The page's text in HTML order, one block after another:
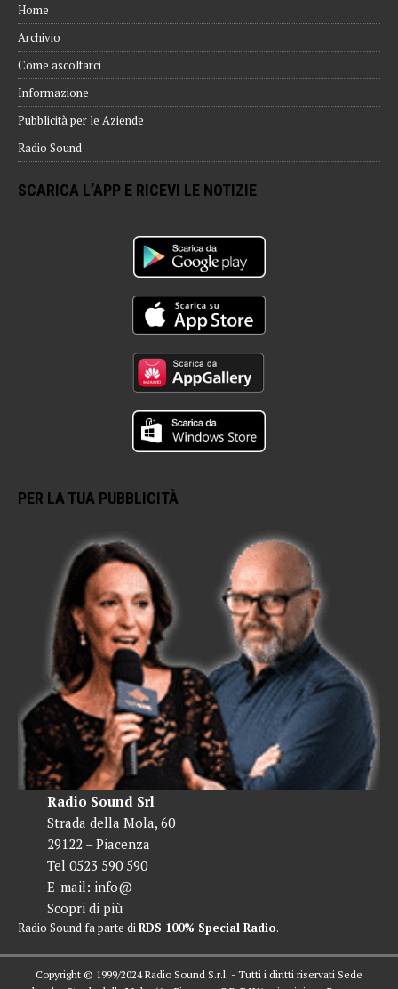
Home
Archivio
Come ascoltarci
Informazione
Pubblicità per le Aziende
Radio Sound
SCARICA L’APP E RICEVI LE NOTIZIE
PER LA TUA PUBBLICITÀ
Radio Sound Srl
Strada della Mola, 60
29122 – Piacenza
Tel 0523 590 590
E-mail: info@
Scopri di più
Radio Sound fa parte diRDS 100% Special Radio.
Copyright © 1999/2024 Radio Sound S.r.l. - Tutti i diritti riservati Sede